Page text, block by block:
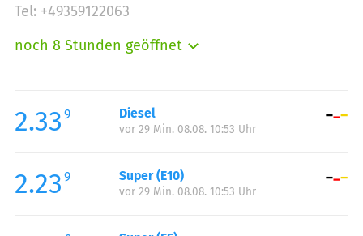
Tel: +49359122063
noch 8 Stunden geöffnet
Mittwoch:
05:00-22:00
Donnerstag:
Samstag:
05:00-22:00
Sonntag:
2.33 9 Diesel
vor 29 Min. 08.08. 10:53 Uhr
2.23 9 Super (E10)
vor 29 Min. 08.08. 10:53 Uhr